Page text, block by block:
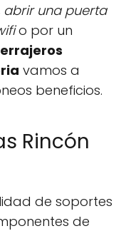
una puerta
o por un
vamos a
beneficios.
Rincón
de soportes
de